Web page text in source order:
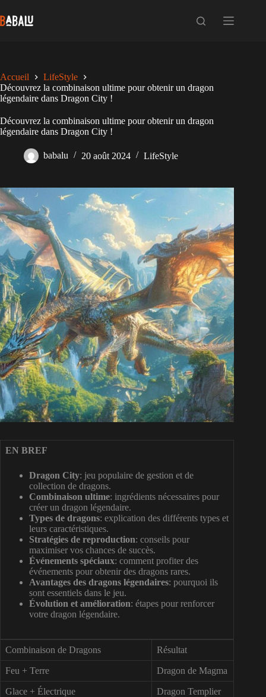
au
contenu
Accueil
LifeStyle
Découvrez la combinaison ultime pour obtenir un dragon
légendaire dans Dragon City !
Découvrez la combinaison ultime pour obtenir un dragon
légendaire dans Dragon City !
babalu 20 août 2024 LifeStyle
EN BREF
Dragon City: jeu populaire de gestion et de
collection de dragons.
Combinaison ultime: ingrédients nécessaires pour
créer un dragon légendaire.
Types de dragons: explication des différents types et
leurs caractéristiques.
Stratégies de reproduction: conseils pour
maximiser vos chances de succès.
Événements spéciaux: comment profiter des
événements pour obtenir des dragons rares.
Avantages des dragons légendaires: pourquoi ils
sont essentiels dans le jeu.
Évolution et amélioration: étapes pour renforcer
votre dragon légendaire.
Combinaison de Dragons Résultat
Feu + Terre Dragon de Magma
Glace + Électrique Dragon Templier